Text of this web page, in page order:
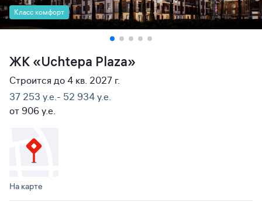
Класс комфорт
ЖК «Uchtepa Plaza»
Строится до 4 кв. 2027 г.
37 253 y.e.- 52 934 y.e.
от 906 y.e.
На карте